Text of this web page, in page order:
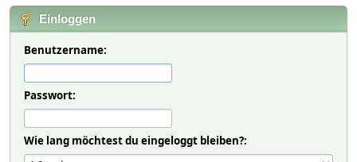
Einloggen
Benutzername:
Passwort:
Wie lang möchtest du eingeloggt bleiben?: